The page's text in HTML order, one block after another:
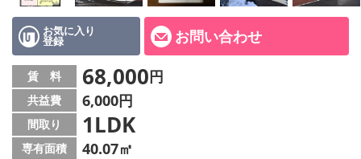
お気に入り
登録 お問い合わせ
賃 料 68,000円
共益費 6,000円
間取り 1LDK
専有面積 40.07㎡